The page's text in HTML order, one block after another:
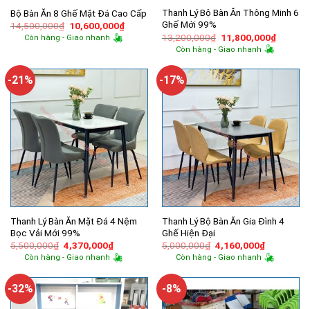
Bộ Bàn Ăn 8 Ghế Mặt Đá Cao Cấp
14,500,000₫ Giá
gốc
là:
10,600,000₫Giá
hiện
Còn hàng - Giao nhanh
Thanh Lý Bộ Bàn Ăn Thông Minh 6
Ghế Mới 99%
13,200,000₫ Giá
gốc
là:
11,800,000₫Giá
hiện
Còn hàng - Giao nhanh
-21%
Thanh Lý Bàn Ăn Mặt Đá 4 Nệm
Bọc Vải Mới 99%
5,500,000₫ Giá
gốc
là:
4,370,000₫Giá
hiện
tại
4,370,000₫.
Còn hàng - Giao nhanh
-17%
Thanh Lý Bộ Bàn Ăn Gia Đình 4
Ghế Hiện Đại
5,000,000₫ Giá
gốc
là:
4,160,000₫Giá
hiện
tại
Còn hàng - Giao nhanh
-32% -8%